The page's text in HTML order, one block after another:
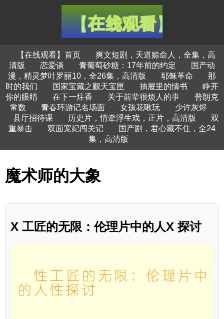
【在线观看】首页
爽文短剧，天道赊命人，全集，高
清版
恋爱谈 青葡萄砂糖：17年前的约定
国产动
漫，精灵梦叶罗丽10，全26集，高清版
耶稣革命
那
时的我们
国家宝藏之觐天宝匣 抽屉里的情书
睁开
你的眼睛
在下一炷香 关于前辈很烦人的事
普朗克
常数
青春环游记名场面 女孩花啾玩
少许灰烬
县厅招待课
历史片，情牵浮生戏，正片，高清版
双
重暴击
双面宠妃闯关记
国产剧，君心藏不住，全24
集，高清版
魔术师的大象
X 工匠的无限：伦理片中的人X 探讨